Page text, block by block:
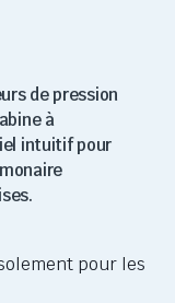
de pression
à
intuitif pour